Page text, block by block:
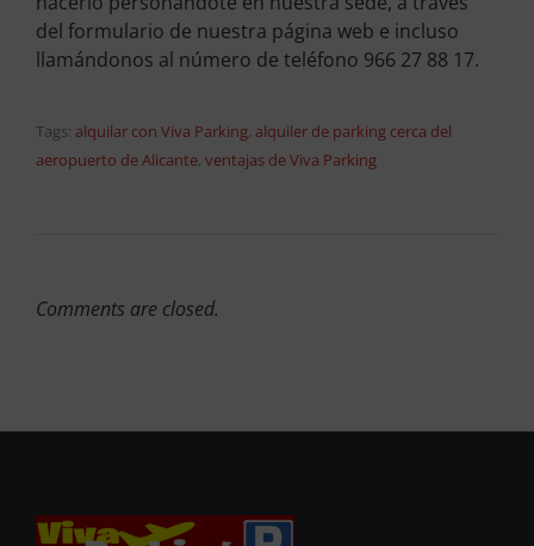
del formulario de nuestra página web e incluso
llamándonos al número de teléfono 966 27 88 17.
Tags: alquilar con Viva Parking, alquiler de parking cerca del
aeropuerto de Alicante, ventajas de Viva Parking
Comments are closed.